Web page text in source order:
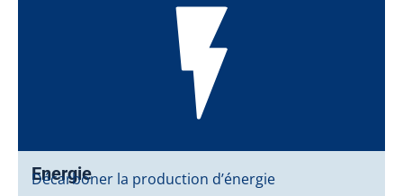
Energie
Décarboner la production d’énergie